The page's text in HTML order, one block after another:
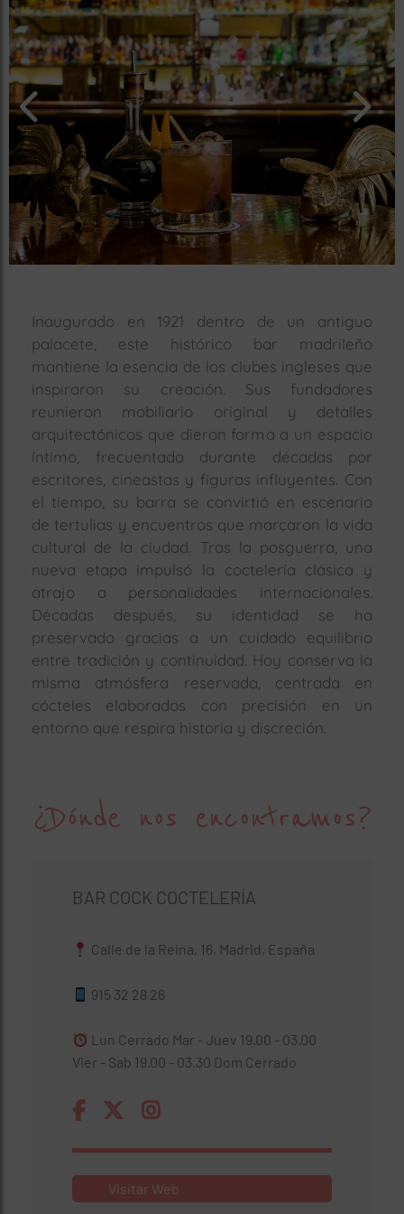
Inaugurado en 1921 dentro de un antiguo
palacete, este histórico bar madrileño
mantiene la esencia de los clubes ingleses que
inspiraron su creación. Sus fundadores
reunieron mobiliario original y detalles
arquitectónicos que dieron forma a un espacio
íntimo, frecuentado durante décadas por
escritores, cineastas y figuras influyentes. Con
el tiempo, su barra se convirtió en escenario
de tertulias y encuentros que marcaron la vida
cultural de la ciudad. Tras la posguerra, una
nueva etapa impulsó la coctelería clásica y
atrajo a personalidades internacionales.
Décadas después, su identidad se ha
preservado gracias a un cuidado equilibrio
entre tradición y continuidad. Hoy conserva la
misma atmósfera reservada, centrada en
cócteles elaborados con precisión en un
entorno que respira historia y discreción.
¿Dónde nos encontramos?
BAR COCK COCTELERÍA
Calle de la Reina, 16, Madrid, España
915 32 28 26
Lun Cerrado Mar - Juev 19.00 - 03.00
Vier - Sab 19.00 - 03.30 Dom Cerrado
Visitar Web